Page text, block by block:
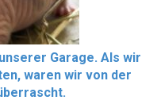
Garage. Als wir
waren wir von der